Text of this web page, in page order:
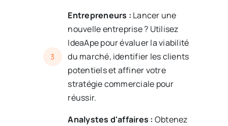
3
Entrepreneurs : Lancer une
nouvelle entreprise ? Utilisez
IdeaApe pour évaluer la viabilité
du marché, identifier les clients
potentiels et affiner votre
stratégie commerciale pour
réussir.
Analystes d'affaires : Obtenez